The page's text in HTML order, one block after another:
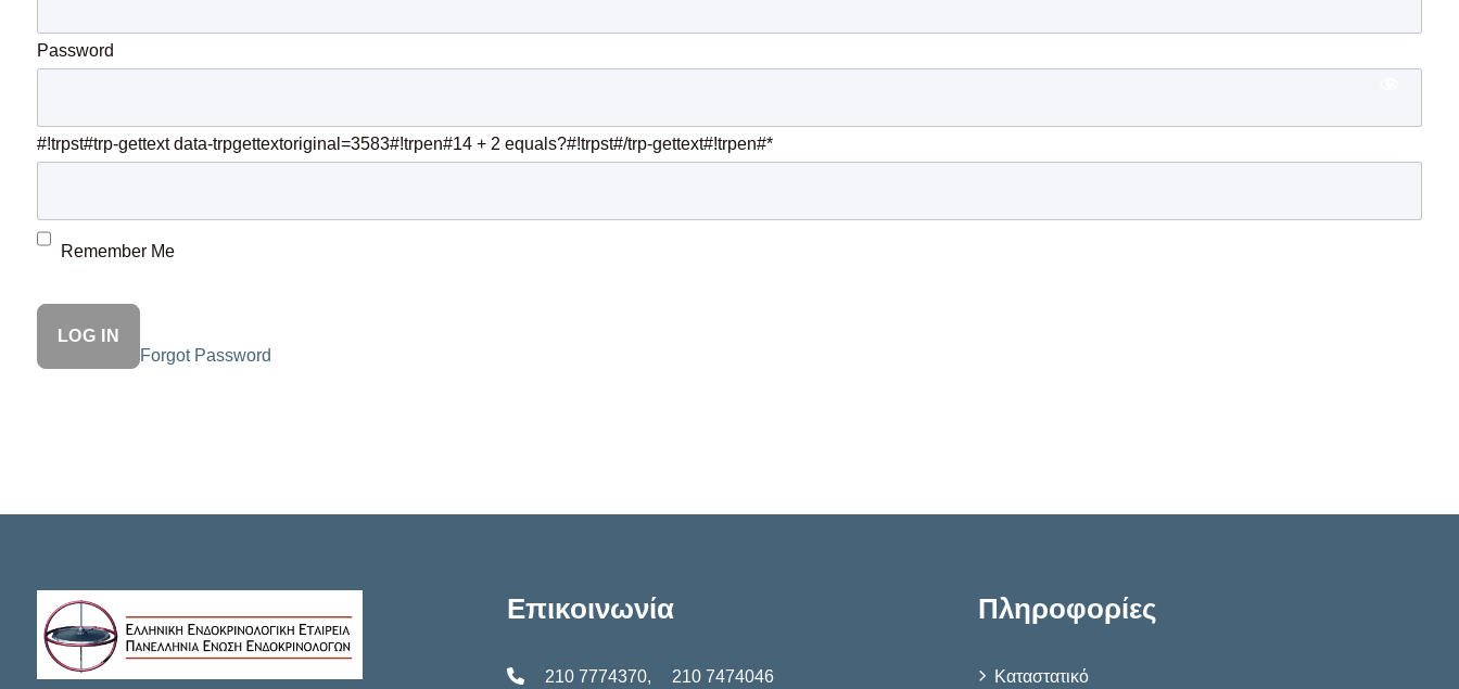
Password
#!trpst#trp-gettext data-trpgettextoriginal=3583#!trpen#14 + 2 equals?#!trpst#/trp-gettext#!trpen#*
Remember Me
Forgot Password
Επικοινωνία
210 7774370, 210 7474046
Πληροφορίες
Καταστατικό